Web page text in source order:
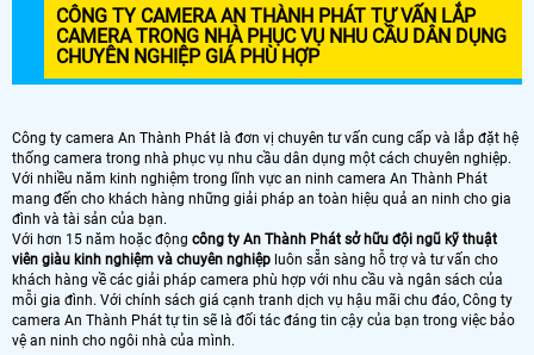
CÔNG TY CAMERA AN THÀNH PHÁT TƯ VẤN LẮP
CAMERA TRONG NHÀ PHỤC VỤ NHU CẦU DÂN DỤNG
CHUYÊN NGHIỆP GIÁ PHÙ HỢP
Công ty camera An Thành Phát là đơn vị chuyên tư vấn cung cấp và lắp đặt hệ
thống camera trong nhà phục vụ nhu cầu dân dụng một cách chuyên nghiệp.
Với nhiều năm kinh nghiệm trong lĩnh vực an ninh camera An Thành Phát
mang đến cho khách hàng những giải pháp an toàn hiệu quả an ninh cho gia
đình và tài sản của bạn.
Với hơn 15 năm hoặc động công ty An Thành Phát sở hữu đội ngũ kỹ thuật
viên giàu kinh nghiệm và chuyên nghiệp luôn sẵn sàng hỗ trợ và tư vấn cho
khách hàng về các giải pháp camera phù hợp với nhu cầu và ngân sách của
mỗi gia đình. Với chính sách giá cạnh tranh dịch vụ hậu mãi chu đáo, Công ty
camera An Thành Phát tự tin sẽ là đối tác đáng tin cậy của bạn trong việc bảo
vệ an ninh cho ngôi nhà của mình.